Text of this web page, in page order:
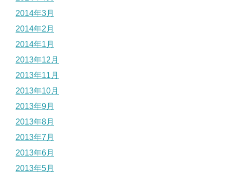
2014年3月
2014年2月
2014年1月
2013年12月
2013年11月
2013年10月
2013年9月
2013年8月
2013年7月
2013年6月
2013年5月